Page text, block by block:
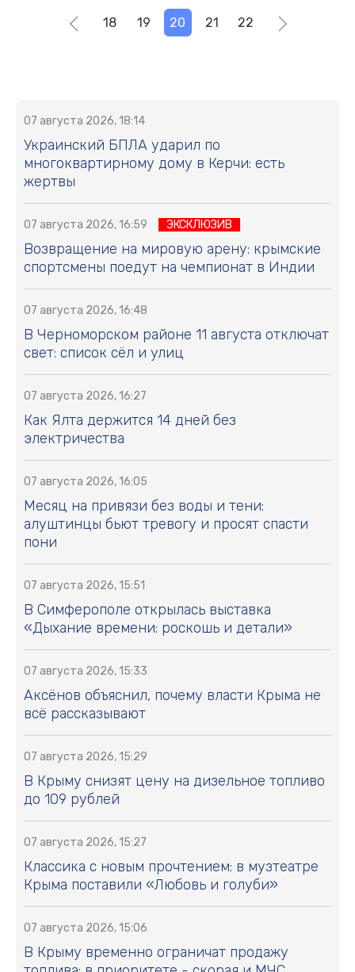
18 19 20 21 22
07 августа 2026, 18:14
Украинский БПЛА ударил по
многоквартирному дому в Керчи: есть
жертвы
07 августа 2026, 16:59 ЭКСКЛЮЗИВ
Возвращение на мировую арену: крымские
спортсмены поедут на чемпионат в Индии
07 августа 2026, 16:48
В Черноморском районе 11 августа отключат
свет: список сёл и улиц
07 августа 2026, 16:27
Как Ялта держится 14 дней без
электричества
07 августа 2026, 16:05
Месяц на привязи без воды и тени:
алуштинцы бьют тревогу и просят спасти
пони
07 августа 2026, 15:51
В Симферополе открылась выставка
«Дыхание времени: роскошь и детали»
07 августа 2026, 15:33
Аксёнов объяснил, почему власти Крыма не
всё рассказывают
07 августа 2026, 15:29
В Крыму снизят цену на дизельное топливо
до 109 рублей
07 августа 2026, 15:27
Классика с новым прочтением: в музтеатре
Крыма поставили «Любовь и голуби»
07 августа 2026, 15:06
В Крыму временно ограничат продажу